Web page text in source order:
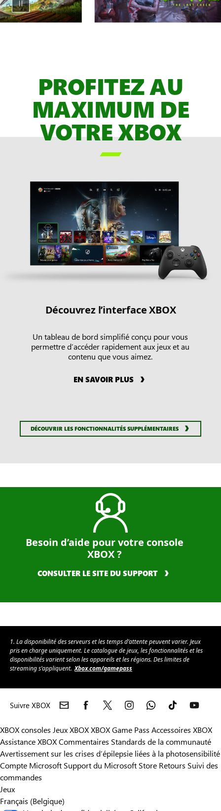
XBOX Game Pass,PROFITEZ AU
MAXIMUM DE
VOTRE XBOX

Découvrez l’interface XBOX
Un tableau de bord simplifié conçu pour vous
permettre d’accéder rapidement aux jeux et au
contenu que vous aimez.
EN SAVOIR PLUS
DÉCOUVRIR LES FONCTIONNALITÉS SUPPLÉMENTAIRES
Besoin d’aide pour votre console
XBOX ?
CONSULTER LE SITE DU SUPPORT
1. La disponibilité des serveurs et les temps d’attente peuvent varier. Jeux
pris en charge uniquement. Le catalogue de jeux, les fonctionnalités et les
disponibilités varient selon les appareils et les régions. Des limites de
streaming s’appliquent. Xbox.com/gamepass
Suivre XBOX
XBOX consoles Jeux XBOXXBOX Game Pass Accessoires XBOX
Assistance XBOXCommentaires Standards de la communauté
Avertissement sur les crises d’épilepsie liées à la photosensibilité
Compte Microsoft Support du Microsoft Store Retours Suivi des
commandes
Jeux
Français (Belgique)